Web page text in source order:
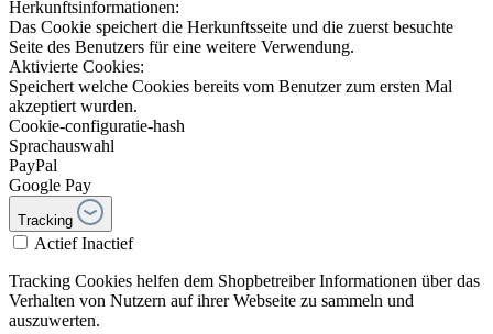
Herkunftsinformationen:
Das Cookie speichert die Herkunftsseite und die zuerst besuchte
Seite des Benutzers für eine weitere Verwendung.
Aktivierte Cookies:
Speichert welche Cookies bereits vom Benutzer zum ersten Mal
akzeptiert wurden.
Cookie-configuratie-hash
Sprachauswahl
PayPal
Google Pay
Tracking
Actief Inactief
Tracking Cookies helfen dem Shopbetreiber Informationen über das
Verhalten von Nutzern auf ihrer Webseite zu sammeln und
auszuwerten.